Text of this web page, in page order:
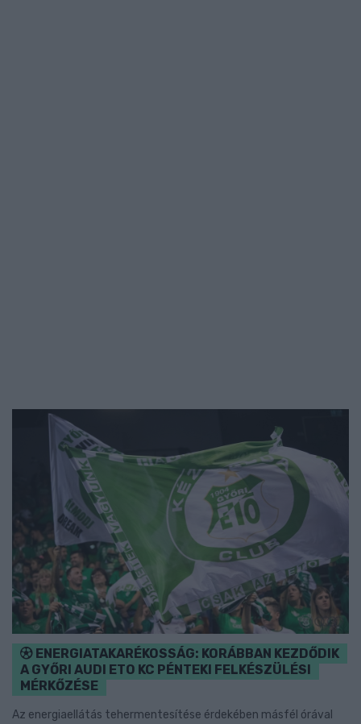
ENERGIATAKARÉKOSSÁG: KORÁBBAN KEZDŐDIK
A GYŐRI AUDI ETO KC PÉNTEKI FELKÉSZÜLÉSI
MÉRKŐZÉSE
Az energiaellátás tehermentesítése érdekében másfél órával